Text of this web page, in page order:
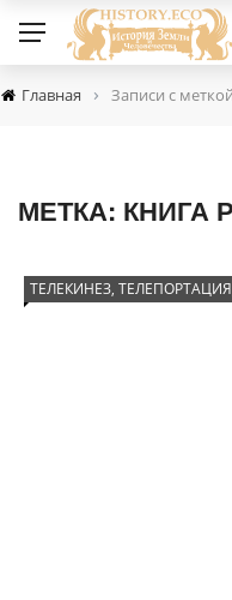
Главная › Записи с
МЕТКА: КНИГА
ТЕЛЕКИНЕЗ,